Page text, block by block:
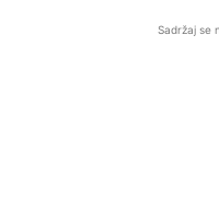
Sadržaj se